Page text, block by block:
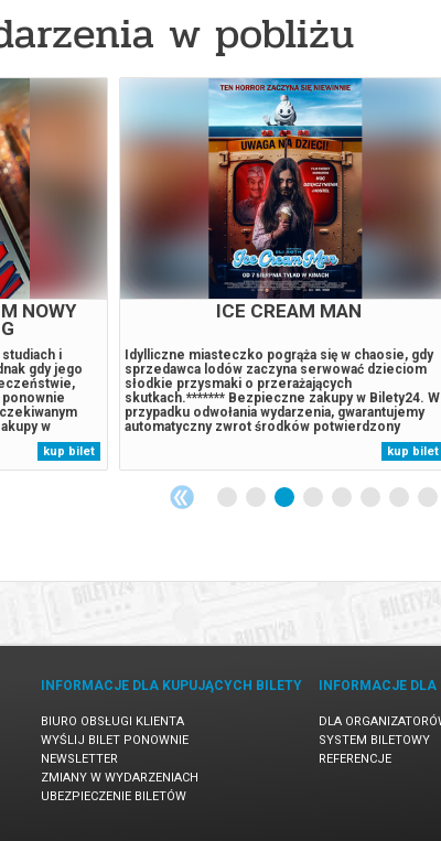
w pobliżu
NOWY
i
gdy jego
ponownie
w
środków
na adres...
kup bilet
ICE CREAM MAN
Idylliczne miasteczko pogrąża się w chaosie, gdy
sprzedawca lodów zaczyna serwować dzieciom
słodkie przysmaki o przerażających
skutkach.******* Bezpieczne zakupy w Bilety24. W
przypadku odwołania wydarzenia, gwarantujemy
automatyczny zwrot środków potwierdzony
komunikatem wysyłanym na adres e-mail, podany
kup bilet
INFORMACJE DLA KUPUJĄCYCH BILETY
BIURO OBSŁUGI KLIENTA
WYŚLIJ BILET PONOWNIE
NEWSLETTER
ZMIANY W WYDARZENIACH
UBEZPIECZENIE BILETÓW
INFORMACJE
DLA
SYSTEM BILETOWY
REFERENCJE